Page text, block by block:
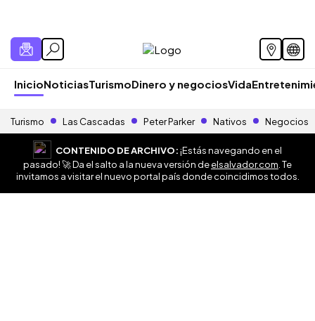
InicioNoticiasTurismoDinero y negociosVida
Turismo Las Cascadas Peter Parker Nativos Negocios
CONTENIDO DE ARCHIVO:¡Estás navegando en el
pasado! 🚀 Da el salto a la nueva versión deelsalvador.com . Te
invitamos a visitar el nuevo portal país donde coincidimos todos.